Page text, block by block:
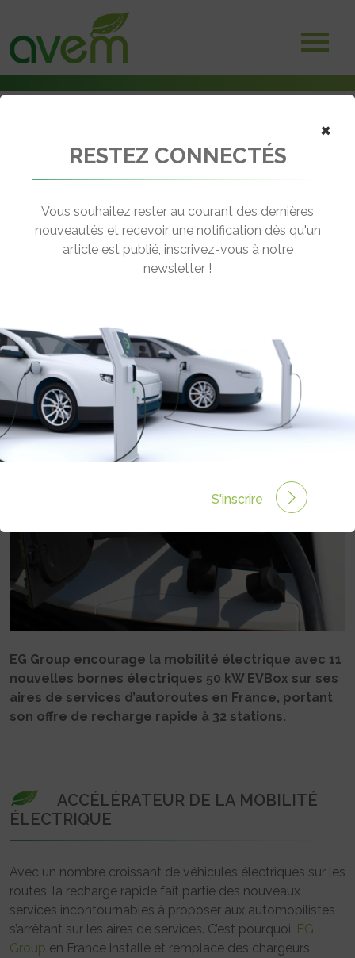
EG Group installe 11 chargeurs rapides EVBox sur les autoroutes
← Revenir aux actualités
RAPIDES EVBOX SUR LES
AUTOROUTES
Rédigé par Philippe Schwoerer le 18 Mai 2021 à 16:34
0 commentaires
EG Group encourage la mobilité électrique avec 11
nouvelles bornes électriques 50 kW EVBox sur ses
aires de services d’autoroutes en France, portant
son offre de recharge rapide à 32 stations.
ACCÉLÉRATEUR DE LA MOBILITÉ
ÉLECTRIQUE
Avec un nombre croissant de véhicules électriques sur les
routes, la recharge rapide fait partie des nouveaux
services incontournables à proposer aux automobilistes
s’arrêtant sur les aires de services. C’est pourquoi, EG
Group en France installe et remplace des chargeurs
×
RESTEZ CONNECTÉS
Vous souhaitez rester au courant des dernières
nouveautés et recevoir une notification dès qu'un
article est publié, inscrivez-vous à notre
newsletter !
S'inscrire